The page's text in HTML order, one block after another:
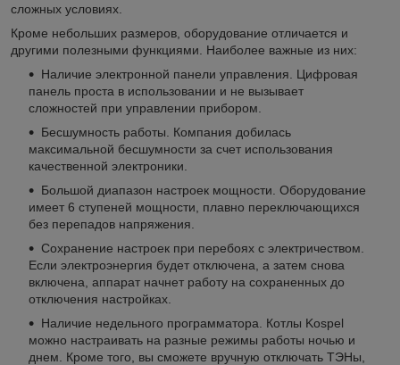
сложных условиях.
Кроме небольших размеров, оборудование отличается и
другими полезными функциями. Наиболее важные из них:
Наличие электронной панели управления. Цифровая
панель проста в использовании и не вызывает
сложностей при управлении прибором.
Бесшумность работы. Компания добилась
максимальной бесшумности за счет использования
качественной электроники.
Большой диапазон настроек мощности. Оборудование
имеет 6 ступеней мощности, плавно переключающихся
без перепадов напряжения.
Сохранение настроек при перебоях с электричеством.
Если электроэнергия будет отключена, а затем снова
включена, аппарат начнет работу на сохраненных до
отключения настройках.
Наличие недельного программатора. Котлы Kospel
можно настраивать на разные режимы работы ночью и
днем. Кроме того, вы сможете вручную отключать ТЭНы,